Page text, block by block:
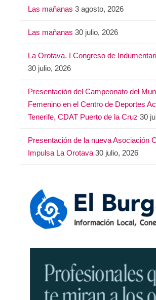
Las mañanas 3 agosto, 2026
Las mañanas 30 julio, 2026
La Orotava. I Congreso de
30 julio, 2026
Presentación del Campeonato del
Femenino en el Centro de Deportes
Tenerife, CDAT Puerto de la Cruz 30
Presentación de la nueva Asociación
Impulsa La Orotava 30 julio, 2026